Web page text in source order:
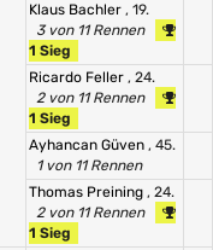
Klaus Bachler , 19.
3 von 11 Rennen
1 Sieg
Ricardo Feller , 24.
2 von 11 Rennen
1 Sieg
Ayhancan Güven , 45.
1 von 11 Rennen
Thomas Preining , 24.
2 von 11 Rennen
1 Sieg